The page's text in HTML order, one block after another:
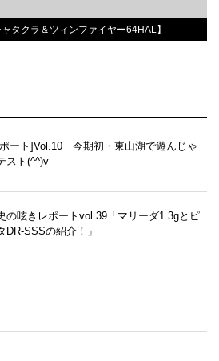
タクラ＆ツィンファイヤー64HAL】
ート]Vol.10 今期初・東山湖で遊んじゃ
スト(^^)v
の呟きレポートvol.39「マリーダ1.3gとピ
DR-SSSの紹介！」